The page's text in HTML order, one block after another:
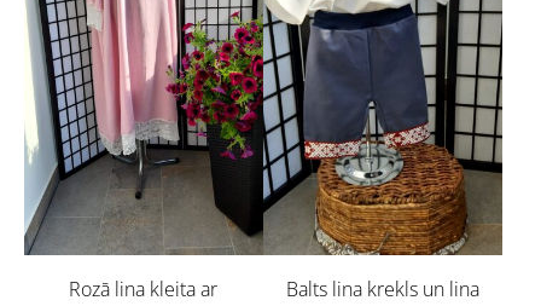
Rozā lina kleita ar
Balts lina krekls un lina